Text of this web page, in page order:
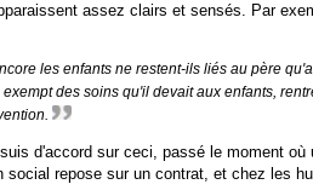
assez clairs et sensés. Par
les enfants ne restent-ils liés au père
des soins qu'il devait aux enfants,
d'accord sur ceci, passé le moment
repose sur un contrat, et chez les